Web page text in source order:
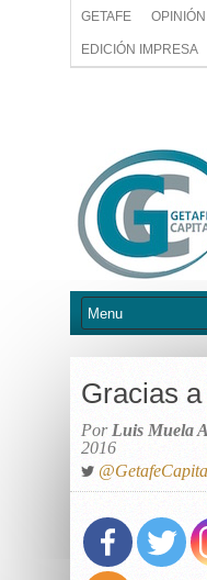
GETAFE OPINIÓN
EDICIÓN IMPRESA
Gracias
Por Luis Muela
2016